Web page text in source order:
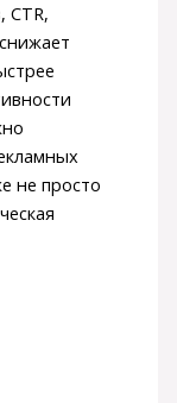
CTR,
не просто